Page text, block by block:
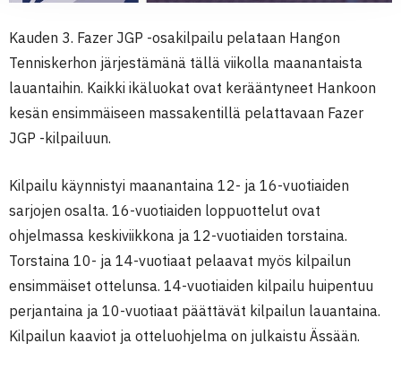
Kauden 3. Fazer JGP -osakilpailu pelataan Hangon
Tenniskerhon järjestämänä tällä viikolla maanantaista
lauantaihin. Kaikki ikäluokat ovat kerääntyneet Hankoon
kesän ensimmäiseen massakentillä pelattavaan Fazer
JGP -kilpailuun.
Kilpailu käynnistyi maanantaina 12- ja 16-vuotiaiden
sarjojen osalta. 16-vuotiaiden loppuottelut ovat
ohjelmassa keskiviikkona ja 12-vuotiaiden torstaina.
Torstaina 10- ja 14-vuotiaat pelaavat myös kilpailun
ensimmäiset ottelunsa. 14-vuotiaiden kilpailu huipentuu
perjantaina ja 10-vuotiaat päättävät kilpailun lauantaina.
Kilpailun kaaviot ja otteluohjelma on julkaistu Ässään.